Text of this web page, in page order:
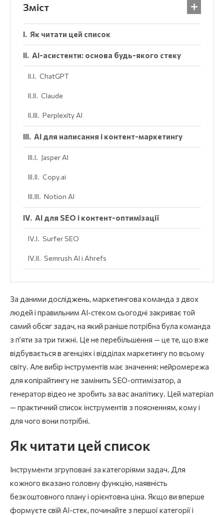
Зміст
Як читати цей список
AI-асистенти: основа будь-якого стеку
ChatGPT
Claude
Perplexity AI
AI для написання і контент-маркетингу
Jasper AI
Copy.ai
Notion AI
AI для SEO і контент-оптимізації
Surfer SEO
Semrush AI і Ahrefs
Canva AI Magic Studio
Midjourney
Adobe Firefly
AI для відео і голосу
HeyGen
ElevenLabs
Runway і Sora
AI для аналітики і автоматизації
Zapier і Make
Sprout Social
За даними досліджень, маркетингова команда з двох
людей і правильним AI-стеком сьогодні закриває той
самий обсяг задач, на який раніше потрібна була команда
з п’яти за три тижні. Це не перебільшення — це те, що вже
відбувається в агенціях і відділах маркетингу по всьому
світу. Але вибір інструментів має значення: нейромережа
для копірайтингу не замінить SEO-оптимізатор, а
генератор відео не зробить за вас аналітику. Цей матеріал
— практичний список інструментів з поясненням, кому і
для чого вони потрібні.
Як читати цей список
Інструменти згруповані за категоріями задач. Для
кожного вказано головну функцію, наявність
безкоштовного плану і орієнтовна ціна. Якщо ви вперше
формуєте свій AI-стек, починайте з першої категорії і